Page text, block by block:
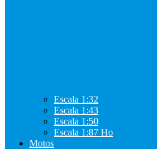
Escala 1:32
Escala 1:43
Escala 1:50
Escala 1:87 Ho
Motos